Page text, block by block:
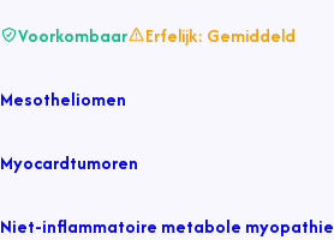
Voorkombaar Erfelijk: Gemiddeld
Mesotheliomen
Myocardtumoren
Niet-inflammatoire metabole myopathie